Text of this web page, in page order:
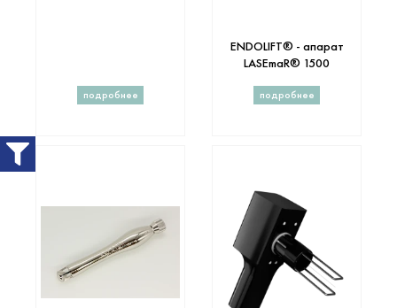
подробнее
ENDOLIFT® - апарат
LASEmaR® 1500
подробнее